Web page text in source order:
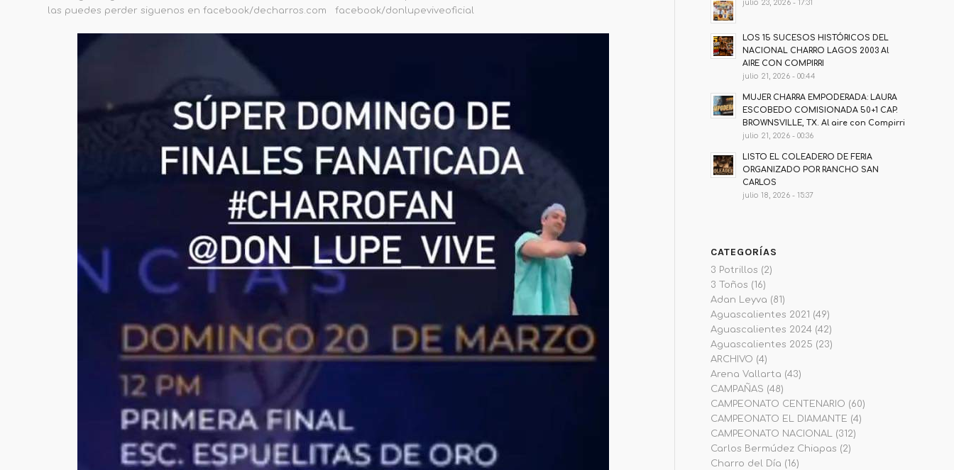
las puedes perder siguenos en facebook/decharros.com facebook/donlupeviveoficial
julio 23, 2026 - 17:31
LOS 15 SUCESOS HISTÓRICOS DEL
NACIONAL CHARRO LAGOS 2003 Al
AIRE CON COMPIRRI
julio 21, 2026 - 00:44
MUJER CHARRA EMPODERADA: LAURA
ESCOBEDO COMISIONADA 50+1 CAP.
BROWNSVILLE, TX. Al aire con Compirri
julio 21, 2026 - 00:36
LISTO EL COLEADERO DE FERIA
ORGANIZADO POR RANCHO SAN
CARLOS
julio 18, 2026 - 15:37
CATEGORÍAS
3 Potrillos (2)
3 Toños (16)
Adan Leyva (81)
Aguascalientes 2021 (49)
Aguascalientes 2024 (42)
Aguascalientes 2025 (23)
ARCHIVO (4)
Arena Vallarta (43)
CAMPAÑAS (48)
CAMPEONATO CENTENARIO (60)
CAMPEONATO EL DIAMANTE (4)
CAMPEONATO NACIONAL
(312)
Carlos Bermúdez Chiapas (2)
Charro del Día (16)